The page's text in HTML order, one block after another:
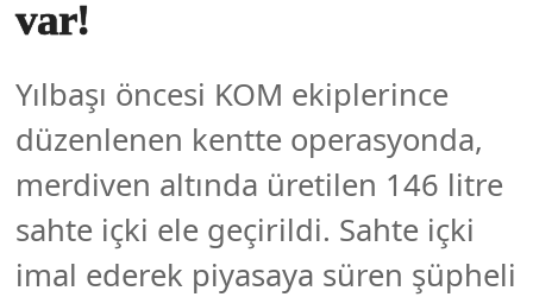
var!
Yılbaşı öncesi KOM ekiplerince
düzenlenen kentte operasyonda,
merdiven altında üretilen 146 litre
sahte içki ele geçirildi. Sahte içki
imal ederek piyasaya süren şüpheli